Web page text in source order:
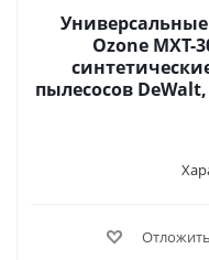
Ozone
пылесосов
Отложить